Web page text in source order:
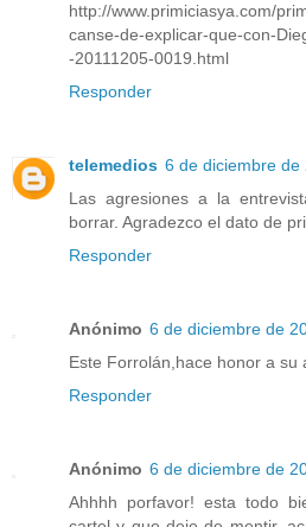
http://www.primiciasya.com/
canse-de-explicar-que-con-
-20111205-0019.html
Responder
telemedios 6 de diciembre de
Las agresiones a la
borrar. Agradezco el dato de
Responder
Anónimo 6 de diciembre de
Este Forrolán,hace honor a su
Responder
Anónimo 6 de diciembre de
Ahhhh porfavor! esta todo